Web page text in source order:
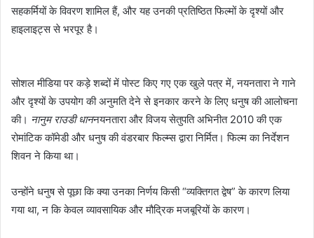
सहकर्मियों के विवरण शामिल हैं, और यह उनकी प्रतिष्ठित फिल्मों के दृश्यों और
हाइलाइट्स से भरपूर है।
सोशल मीडिया पर कड़े शब्दों में पोस्ट किए गए एक खुले पत्र में, नयनतारा ने गाने
और दृश्यों के उपयोग की अनुमति देने से इनकार करने के लिए धनुष की आलोचना
की। नानुम राउडी धाननयनतारा और विजय सेतुपति अभिनीत 2010 की एक
रोमांटिक कॉमेडी और धनुष की वंडरबार फिल्म्स द्वारा निर्मित। फिल्म का निर्देशन
शिवन ने किया था।
उन्होंने धनुष से पूछा कि क्या उनका निर्णय किसी “व्यक्तिगत द्वेष” के कारण लिया
गया था, न कि केवल व्यावसायिक और मौद्रिक मजबूरियों के कारण।